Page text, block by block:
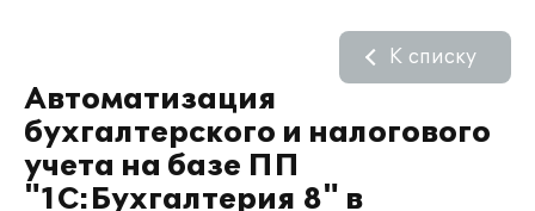
Автоматизация
бухгалтерского и налогового
учета на базе ПП
"1С:Бухгалтерия 8" в
К списку